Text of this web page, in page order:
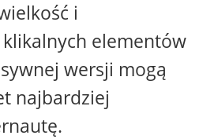
i
elementów
wersji mogą
najbardziej